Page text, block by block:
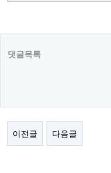
댓글목록
이전글 다음글